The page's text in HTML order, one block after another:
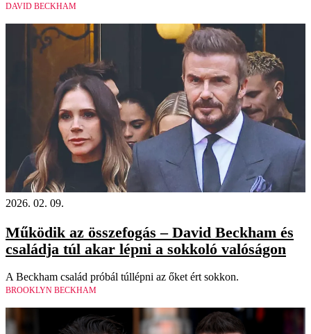
DAVID BECKHAM
2026. 02. 09.
Működik az összefogás – David Beckham és
családja túl akar lépni a sokkoló valóságon
A Beckham család próbál túllépni az őket ért sokkon.
BROOKLYN BECKHAM